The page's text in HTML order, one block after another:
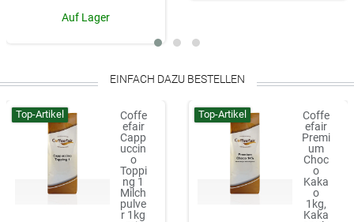
Auf Lager
EINFACH DAZU BESTELLEN
Top-Artikel
Coffe
efair
Capp
uccin
o
Toppi
ng 1
Milch
pulve
r 1kg
Top-Artikel
Coffe
efair
Premi
um
Choc
o
Kaka
o
1kg,
Kaka